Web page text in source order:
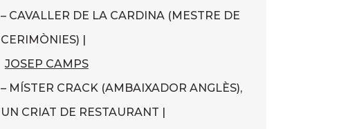
– CAVALLER DE LA CARDINA (MESTRE DE
CERIMÒNIES) |
JOSEP CAMPS
– MÍSTER CRACK (AMBAIXADOR ANGLÈS),
UN CRIAT DE RESTAURANT |